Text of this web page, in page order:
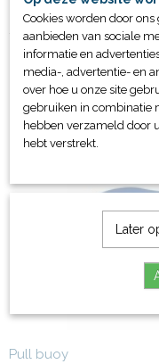
Met extra
Ook interessant
Pull buoy
Cookies worden door
aanbieden van sociale
informatie en
media-, advertentie- en
over hoe u onze site
gebruiken in combinatie
hebben verzameld door
hebt verstrekt.
Later